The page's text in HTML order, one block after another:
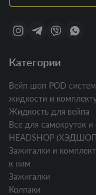
Категории
Вейп шоп POD
жидкости и
Жидкость для вейпа
Все для самокруток и
HEADSHOP
Зажигалки и
к ним
Зажигалки
Колпаки